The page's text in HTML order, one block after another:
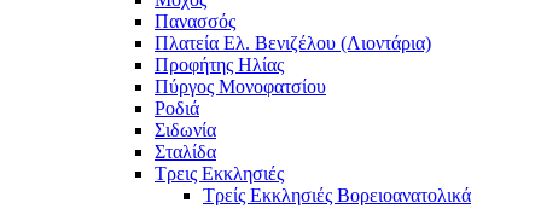
Πανασσός
Πλατεία Ελ. Βενιζέλου (Λιοντάρια)
Προφήτης Ηλίας
Πύργος Μονοφατσίου
Ροδιά
Σιδωνία
Σταλίδα
Τρεις Εκκλησιές
Τρείς Εκκλησιές Βορειοανατολικά